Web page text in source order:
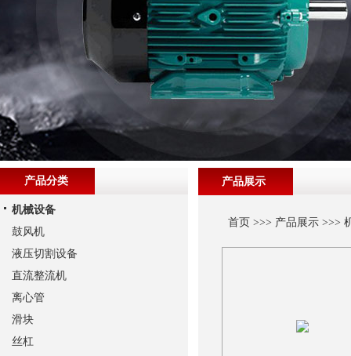
产品展示
首页 >>> 产品展示>>>
产品分类
机械设备
鼓风机
液压切割设备
直流整流机
离心管
滑块
丝杠